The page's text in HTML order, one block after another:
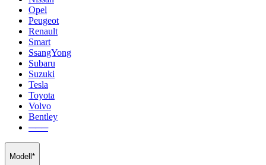
Opel
Peugeot
Renault
Smart
SsangYong
Subaru
Suzuki
Tesla
Toyota
Volvo
Bentley
───
Modell*